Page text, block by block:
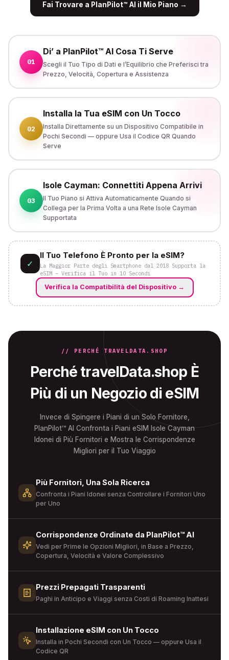
Fai Trovare a PlanPilot™ AI il Mio Piano →
01
Di’ a PlanPilot™ AI Cosa Ti Serve
Scegli il Tuo Tipo di Dati e l’Equilibrio che Preferisci tra
Prezzo, Velocità, Copertura e Assistenza
02
Installa la Tua eSIM con Un Tocco
Installa Direttamente su un Dispositivo Compatibile in
Pochi Secondi — oppure Usa il Codice QR Quando
Serve
03
Isole Cayman: Connettiti Appena Arrivi
Il Tuo Piano si Attiva Automaticamente Quando si
Collega per la Prima Volta a una Rete Isole Cayman
Supportata
✓
Il Tuo Telefono È Pronto per la eSIM?
La Maggior Parte degli Smartphone dal 2018 Supporta la
eSIM – Verifica il Tuo in 10 Secondi
Verifica la Compatibilità del Dispositivo →
// PERCHÉ TRAVELDATA.SHOP
Perché travelData.shop È
Più di un Negozio di eSIM
Invece di Spingere i Piani di un Solo Fornitore,
PlanPilot™ AI Confronta i Piani eSIM Isole Cayman
Idonei di Più Fornitori e Mostra le Corrispondenze
Migliori per il Tuo Viaggio
Più Fornitori, Una Sola Ricerca
Confronta i Piani Idonei senza Controllare i Fornitori Uno
per Uno
Corrispondenze Ordinate da PlanPilot™ AI
Vedi per Prime le Opzioni Migliori, in Base a Prezzo,
Copertura, Velocità e Valore Complessivo
Prezzi Prepagati Trasparenti
Paghi in Anticipo e Viaggi senza Costi di Roaming Inattesi
Installazione eSIM con Un Tocco
Installa in Pochi Secondi con Un Tocco — oppure Usa il
Codice QR